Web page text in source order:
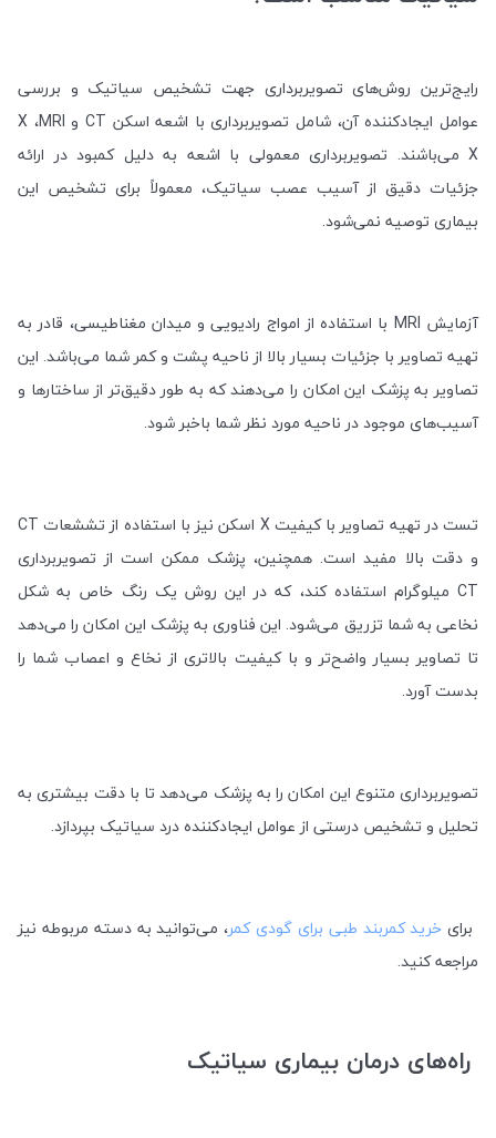
رایج‌ترین روش‌های تصویربرداری جهت تشخیص سیاتیک و بررسی
عوامل ایجادکننده آن، شامل تصویربرداری با اشعهX ،MRIو CT اسکن
می‌باشند. تصویربرداری معمولی با اشعه X
به دلیل کمبود در ارائه
جزئیات دقیق از آسیب عصب سیاتیک، معمولاً برای تشخیص این
بیماری توصیه نمی‌شود.
آزمایش
با استفاده از امواج رادیویی و میدان مغناطیسی، قادر به
تهیه تصاویر با جزئیات بسیار بالا از ناحیه پشت و کمر شما می‌باشد. این
تصاویر به پزشک این امکان را می‌دهند که به طور دقیق‌تر از ساختارها و
آسیب‌های موجود در ناحیه مورد نظر شما باخبر شود.
تستCT اسکن نیز با استفاده از تششعات Xدر تهیه تصاویر با کیفیت
و دقت بالا مفید است. همچنین، پزشک ممکن است از تصویربرداری
میلوگرام CT
استفاده کند، که در این روش یک رنگ خاص به شکل
نخاعی به شما تزریق می‌شود. این فناوری به پزشک این امکان را می‌دهد
تا تصاویر بسیار واضح‌تر و با کیفیت بالاتری از نخاع و اعصاب شما را
بدست آورد.
تصویربرداری متنوع این امکان را به پزشک می‌دهد تا با دقت بیشتری به
تحلیل و تشخیص درستی از عوامل ایجادکننده درد سیاتیک بپردازد.
برای خرید کمربند طبی برای گودی کمر، می‌توانید به دسته مربوطه نیز
مراجعه کنید.
راه‌های درمان بیماری سیاتیک